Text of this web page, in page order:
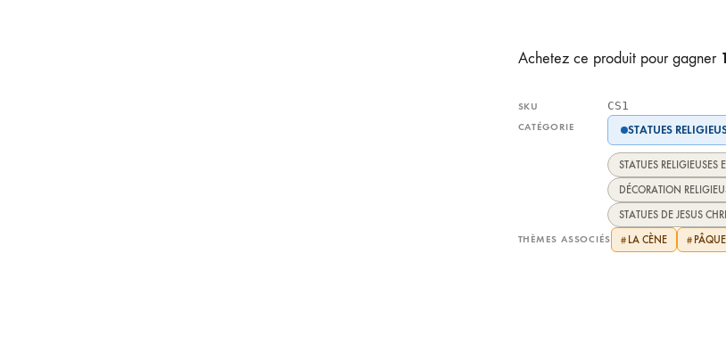
Achetez ce produit pour gagner
SKU CS1
CATÉGORIE STATUES
STATUES RELIGIEUSES
DÉCORATION
STATUES DE JESUS
THÈMES ASSOCIÉS # LA CÈNE #